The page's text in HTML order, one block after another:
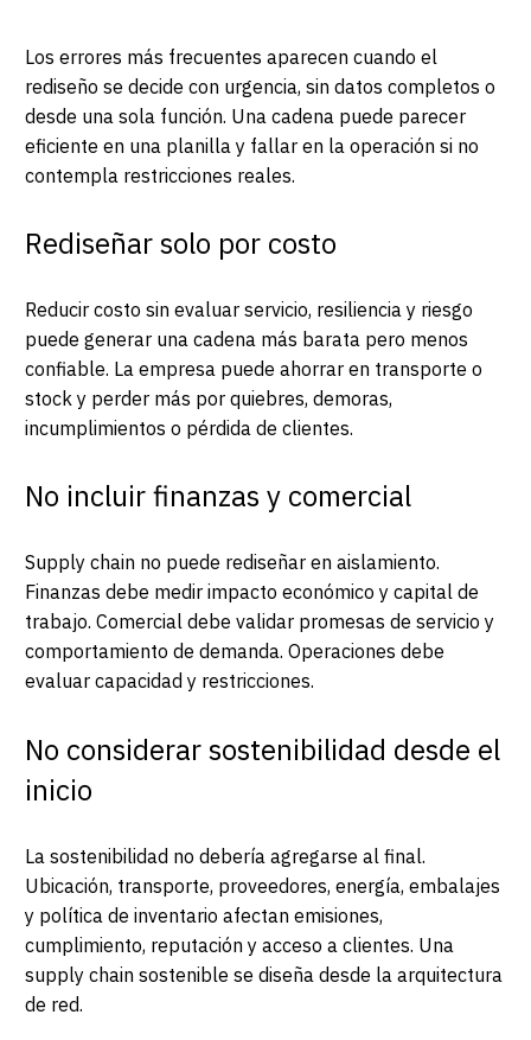
Los errores más frecuentes aparecen cuando el
rediseño se decide con urgencia, sin datos completos o
desde una sola función. Una cadena puede parecer
eficiente en una planilla y fallar en la operación si no
contempla restricciones reales.
Rediseñar solo por costo
Reducir costo sin evaluar servicio, resiliencia y riesgo
puede generar una cadena más barata pero menos
confiable. La empresa puede ahorrar en transporte o
stock y perder más por quiebres, demoras,
incumplimientos o pérdida de clientes.
No incluir finanzas y comercial
Supply chain no puede rediseñar en aislamiento.
Finanzas debe medir impacto económico y capital de
trabajo. Comercial debe validar promesas de servicio y
comportamiento de demanda. Operaciones debe
evaluar capacidad y restricciones.
No considerar sostenibilidad desde el
inicio
La sostenibilidad no debería agregarse al final.
Ubicación, transporte, proveedores, energía, embalajes
y política de inventario afectan emisiones,
cumplimiento, reputación y acceso a clientes. Una
supply chain sostenible se diseña desde la arquitectura
de red.